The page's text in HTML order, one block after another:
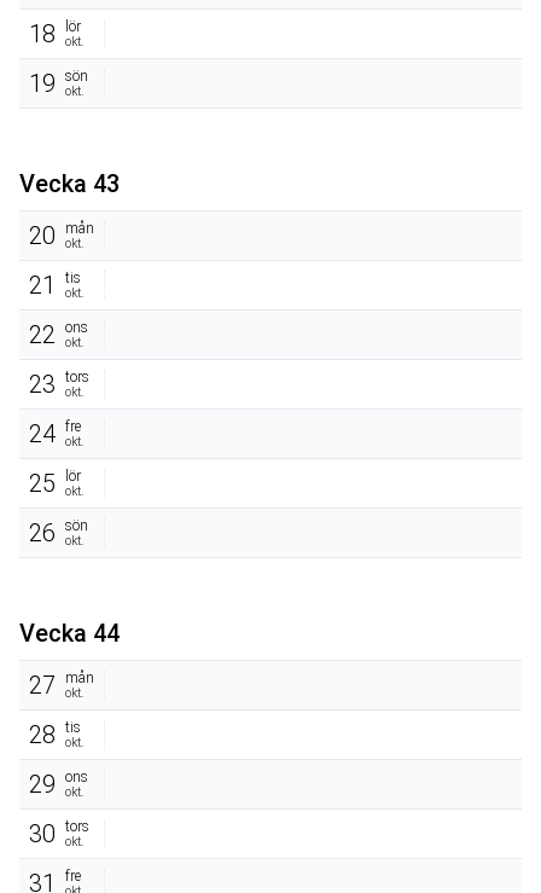
18 lör
okt.
19 sön
okt.
Vecka 43
20
mån
okt.
21 tis
okt.
22 ons
okt.
23 tors
okt.
24 fre
okt.
25 lör
okt.
26 sön
okt.
Vecka 44
27
mån
okt.
28 tis
okt.
29 ons
okt.
30 tors
okt.
31 fre